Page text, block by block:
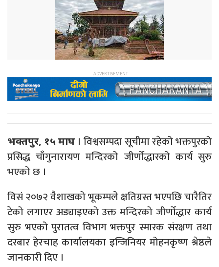
भक्तपुर, १५ माघ । विश्वसम्पदा सूचीमा रहेको भक्तपुरको
प्रसिद्ध चाँगुनारायण मन्दिरको जीर्णोद्धारको कार्य सुरु
भएको छ ।
विसं २०७२ वैशाखको भूकम्पले क्षतिग्रस्त भएपछि चारैतिर
टेको लगाएर अड्याइएको उक्त मन्दिरको जीर्णोद्धार कार्य
सुरु भएको पुरातत्व विभाग भक्तपुर स्मारक संरक्षण तथा
दरबार हेरचाह कार्यालयका इन्जिनियर मोहनकृष्ण श्रेष्ठले
जानकारी दिए ।